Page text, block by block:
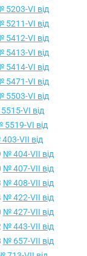
5203-VI від
5211-VI від
5412-VI від
5413-VI від
5414-VI від
5471-VI від
5503-VI від
VI від
5519-VI від
VII від
№ 404-VII від
№ 407-VII від
№ 408-VII від
№ 422-VII від
№ 427-VII від
№ 443-VII від
№ 657-VII від